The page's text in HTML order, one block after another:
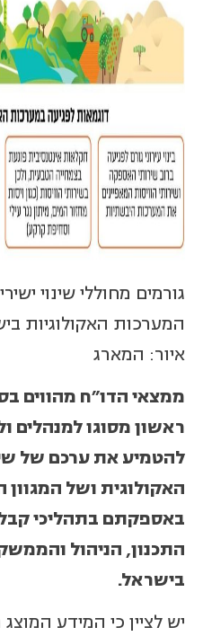
גורמים מחוללי שינוי
המערכות האקולוגיות
איור: המארג
ממצאי הדו"ח מהווים
ראשון מסוגו למנהלים
להטמיע את ערכם של
האקולוגית ושל המגוון
באספקתם בתהליכי
התכנון, הניהול
בישראל.